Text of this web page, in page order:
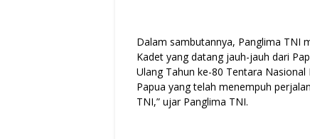
Dalam sambutannya, Panglima TNI
Kadet yang datang jauh-jauh dari
Ulang Tahun ke-80 Tentara Nasional
Papua yang telah menempuh
TNI,” ujar Panglima TNI.